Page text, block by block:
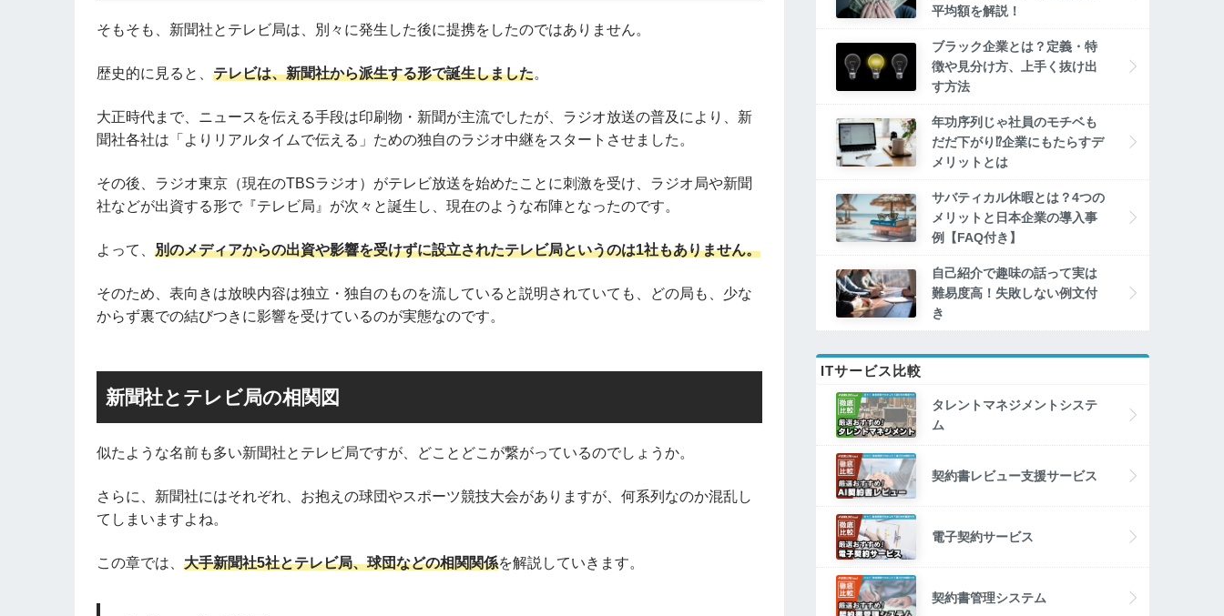
そもそも、新聞社とテレビ局は、別々に発生した後に提携をしたのではありません。
歴史的に見ると、 テレビは、新聞社から派生する形で誕生しました。
大正時代まで、ニュースを伝える手段は印刷物・新聞が主流でしたが、ラジオ放送の普及により、新
聞社各社は「よりリアルタイムで伝える」ための独自のラジオ中継をスタートさせました。
その後、ラジオ東京（現在のTBSラジオ）がテレビ放送を始めたことに刺激を受け、ラジオ局や新聞
社などが出資する形で『テレビ局』が次々と誕生し、現在のような布陣となったのです。
よって、 別のメディアからの出資や影響を受けずに設立されたテレビ局というのは1社もありません。
そのため、表向きは放映内容は独立・独自のものを流していると説明されていても、どの局も、少な
からず裏での結びつきに影響を受けているのが実態なのです。
新聞社とテレビ局の相関図
似たような名前も多い新聞社とテレビ局ですが、どことどこが繋がっているのでしょうか。
さらに、新聞社にはそれぞれ、お抱えの球団やスポーツ競技大会がありますが、何系列なのか混乱し
てしまいますよね。
この章では、 大手新聞社5社とテレビ局、球団などの相関関係を解説していきます。
平均額を解説！
ブラック企業とは？定義・特
徴や見分け方、上手く抜け出
す方法
年功序列じゃ社員のモチベも
だだ下がり⁉企業にもたらすデ
メリットとは
サバティカル休暇とは？4つの
メリットと日本企業の導入事
例【FAQ付き】
自己紹介で趣味の話って実は
難易度高！失敗しない例文付
き
ITサービス比較
タレントマネジメントシステ
ム
契約書レビュー支援サービス
電子契約サービス
契約書管理システム